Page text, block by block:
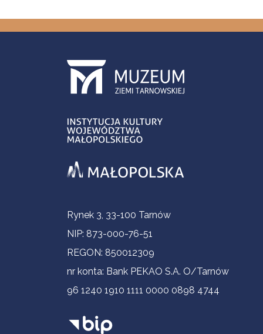
Informacje kontaktowe
Rynek 3, 33-100 Tarnów
NIP: 873-000-76-51
REGON: 850012309
nr konta: Bank PEKAO S.A. O/Tarnów
96 1240 1910 1111 0000 0898 4744